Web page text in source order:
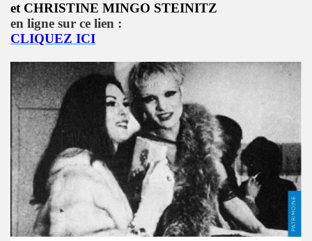
et CHRISTINE MINGO STEINITZ
en ligne sur ce lien :
CLIQUEZ ICI
des Arts et des Lettres par FREDERIC MITTERRAND,
le 21 mars 2012 au BOTANIQUE - LA ROTONDE
dans "ACCORDEON et ACCORDEONISTES" (avril
"KISS" de MARIE FRANCE ET LES FANTOMES dans
(Paris) : compte rendu.
album de PHANTOM Featuring MARIE FRANCE.
(MIAM MONSTER MIAM), avec LES EXPERTS